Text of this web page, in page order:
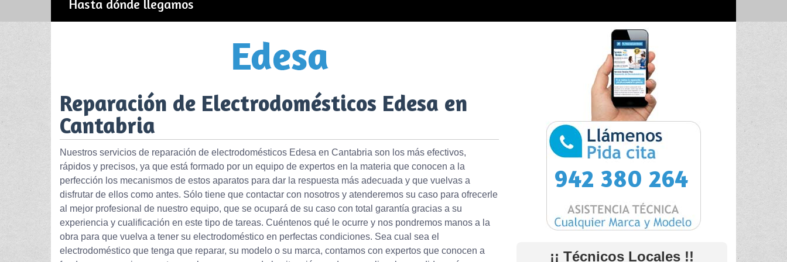
Hasta dónde llegamos
Reparación de Electrodomésticos Edesa en
Cantabria
Nuestros servicios de reparación de electrodomésticos Edesa en Cantabria son los más efectivos,
rápidos y precisos, ya que está formado por un equipo de expertos en la materia que conocen a la
perfección los mecanismos de estos aparatos para dar la respuesta más adecuada y que vuelvas a
disfrutar de ellos como antes. Sólo tiene que contactar con nosotros y atenderemos su caso para ofrecerle
al mejor profesional de nuestro equipo, que se ocupará de su caso con total garantía gracias a su
experiencia y cualificación en este tipo de tareas. Cuéntenos qué le ocurre y nos pondremos manos a la
obra para que vuelva a tener su electrodoméstico en perfectas condiciones. Sea cual sea el
electrodoméstico que tenga que reparar, su modelo o su marca, contamos con expertos que conocen a
942 380 264
¡¡ Técnicos Locales !!